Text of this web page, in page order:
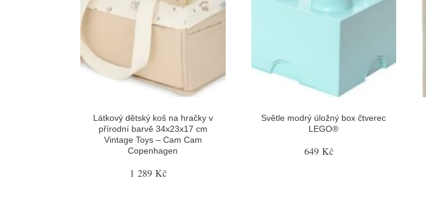
Látkový dětský koš na hračky v
přírodní barvě 34x23x17 cm
Vintage Toys – Cam Cam
Copenhagen
1 289 Kč
Světle modrý úložný box čtverec
LEGO®
649 Kč